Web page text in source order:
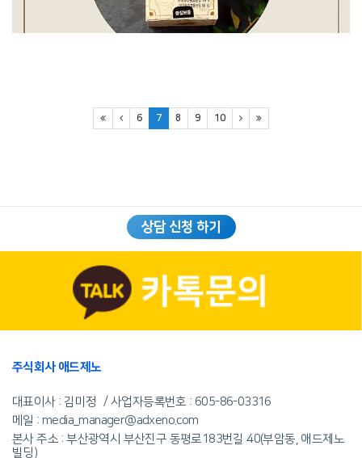
6 7 8 9 10
상담 신청 하기
주식회사 애드제노
대표이사 : 김미정 사업자등록번호 : 605-86-03316
메일 : media_manager@adxeno.com
본사 주소 : 부산광역시 부산진구 동평로183번길 40(부암동, 애드제노
빌딩)